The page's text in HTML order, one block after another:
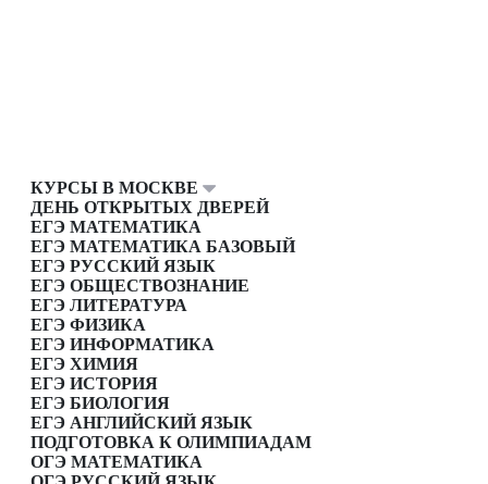
КУРСЫ В МОСКВЕ
ДЕНЬ ОТКРЫТЫХ ДВЕРЕЙ
ЕГЭ МАТЕМАТИКА
ЕГЭ МАТЕМАТИКА БАЗОВЫЙ
ЕГЭ РУССКИЙ ЯЗЫК
ЕГЭ ОБЩЕСТВОЗНАНИЕ
ЕГЭ ЛИТЕРАТУРА
ЕГЭ ФИЗИКА
ЕГЭ ИНФОРМАТИКА
ЕГЭ ХИМИЯ
ЕГЭ ИСТОРИЯ
ЕГЭ БИОЛОГИЯ
ЕГЭ АНГЛИЙСКИЙ ЯЗЫК
ПОДГОТОВКА К ОЛИМПИАДАМ
ОГЭ МАТЕМАТИКА